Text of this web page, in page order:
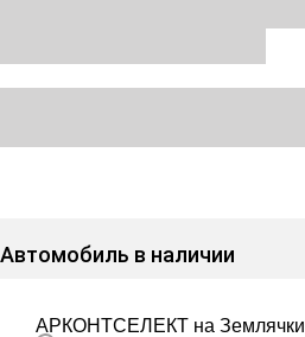
Автомобиль в наличии
АРКОНТСЕЛЕКТ на Землячки